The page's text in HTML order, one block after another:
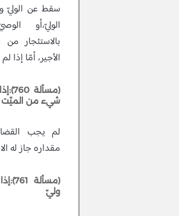
سقط عن الوليّ
الوليّ،أو
بالاستئجار
الأجير، أمّا
شيء من الميّت
لم يجب
مقداره جاز له
وليّ